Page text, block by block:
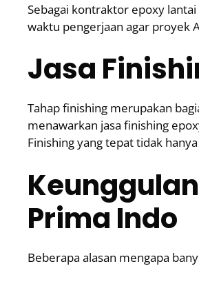
Sebagai kontraktor epoxy
waktu pengerjaan agar proyek
Jasa
Tahap finishing merupakan
menawarkan jasa finishing
Finishing yang tepat tidak
Prima Indo
Beberapa alasan mengapa